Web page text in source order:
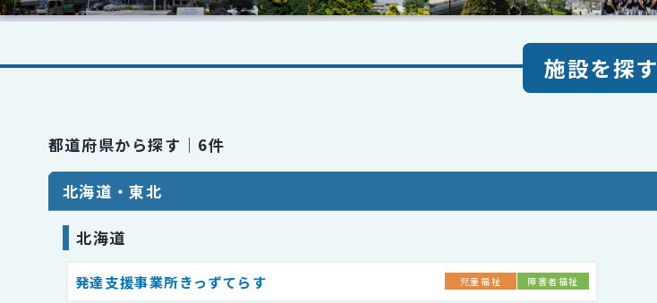
施設を探す
都道府県から探す｜6件
北海道・東北
北海道
発達⽀援事業所きっずてらす 児童福祉 障害者福祉